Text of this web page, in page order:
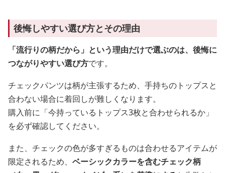
後悔しやすい選び方とその理由
「流行りの柄だから」という理由だけで選ぶのは、後悔に
つながりやすい選び方です。
チェックパンツは柄が主張するため、手持ちのトップスと
合わない場合に着回しが難しくなります。
購入前に「今持っているトップス3枚と合わせられるか」
を必ず確認してください。
また、チェックの色が多すぎるものは合わせるアイテムが
限定されるため、 ベーシックカラーを含むチェック柄